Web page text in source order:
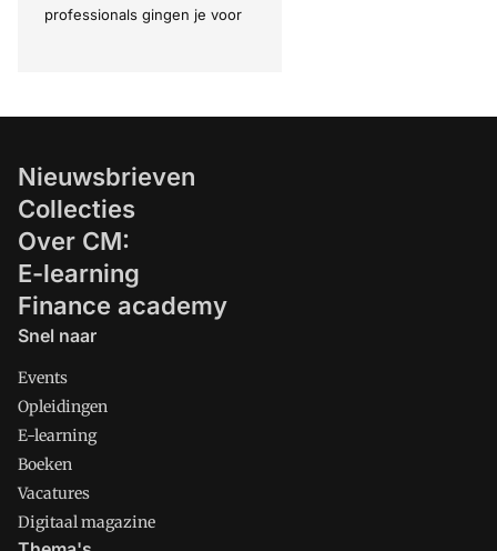
professionals gingen je voor
Nieuwsbrieven
Collecties
Over CM:
E-learning
Finance academy
Snel naar
Events
Opleidingen
E-learning
Boeken
Vacatures
Digitaal magazine